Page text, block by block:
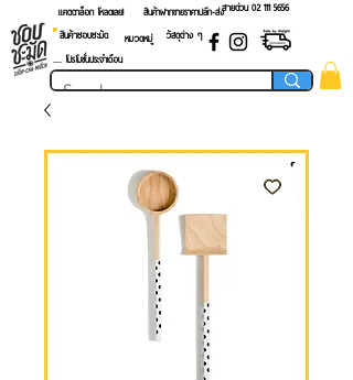
แคตตาล็อก โหลดเลย! สายด่วน 02 ​111 5656
สินค้าฝากขายราคาปลีก-ส่ง
สินค้าชอบชะมัด
หมวดหมู่
วัสดุต่าง ๆ
.... โปรโมชั่นประจำเดือน